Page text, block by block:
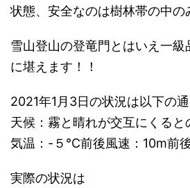
状態、安全なのは樹林帯の中の
雪山登山の登竜門とはいえ一
に堪えます！！
2021年1月3日の状況は以下の
天候：霧と晴れが交互にくると
気温：-５℃前後風速：10m前
実際の状況は